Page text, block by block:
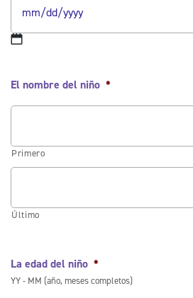
El nombre del niño *
Primero
Último
La edad del niño *
YY - MM (año, meses completos)